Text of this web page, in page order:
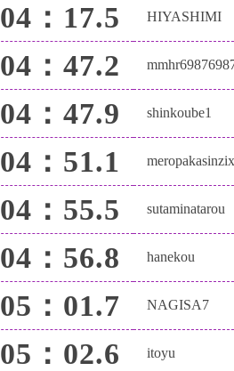
04：17.5 HIYASHIMI
04：47.2
04：47.9 shinkoube1
04：51.1
04：55.5 sutaminatarou
04：56.8 hanekou
05：01.7 NAGISA7
05：02.6 itoyu